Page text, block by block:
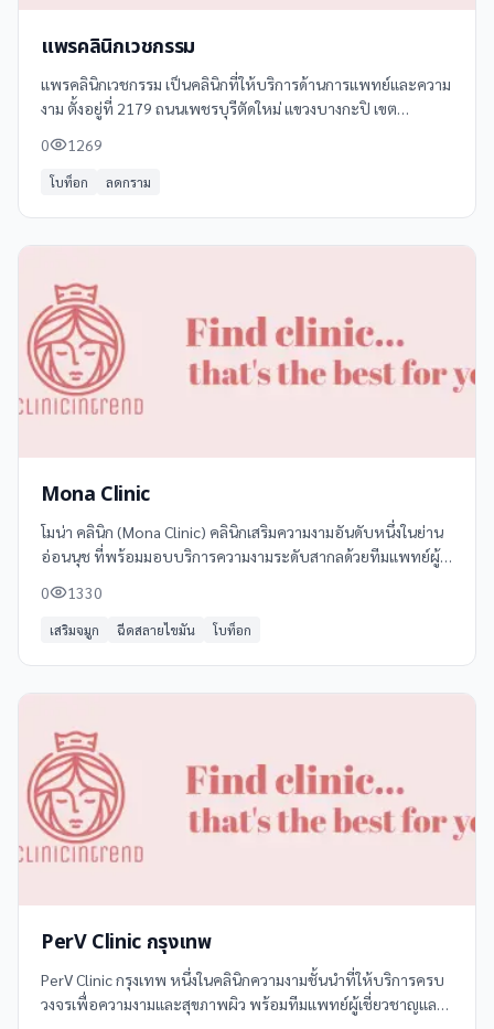
แพรคลินิกเวชกรรม
แพรคลินิกเวชกรรม เป็นคลินิกที่ให้บริการด้านการแพทย์และความ
งาม ตั้งอยู่ที่ 2179 ถนนเพชรบุรีตัดใหม่ แขวงบางกะปิ เขต
15:00-20:00 น.
0 1269
โบท็อก ลดกราม
Mona Clinic
โมน่า คลินิก (Mona Clinic) คลินิกเสริมความงามอันดับหนึ่งในย่าน
อ่อนนุช ที่พร้อมมอบบริการความงามระดับสากลด้วยทีมแพทย์ผู้
0 1330
เสริมจมูก ฉีดสลายไขมัน โบท็อก
PerV Clinic กรุงเทพ
PerV Clinic กรุงเทพ หนึ่งในคลินิกความงามชั้นนำที่ให้บริการครบ
วงจรเพื่อความงามและสุขภาพผิว พร้อมทีมแพทย์ผู้เชี่ยวชาญและ